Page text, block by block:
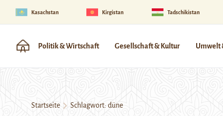
Kasachstan Kirgistan Tadschikistan
Politik & Wirtschaft Gesellschaft & Kultur Umwelt
Startseite Schlagwort: düne